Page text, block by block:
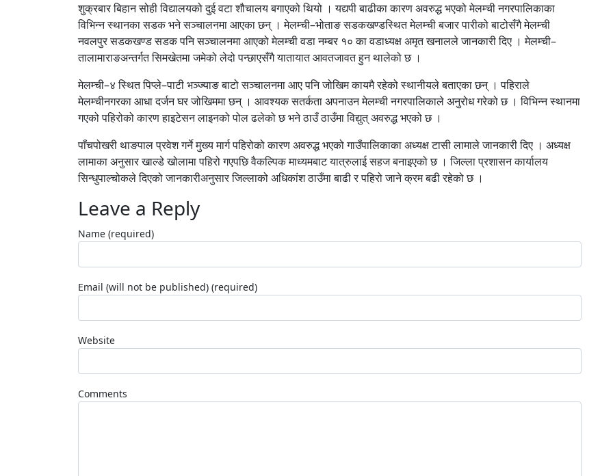
शुक्रबार बिहान सोही विद्यालयको दुई वटा शौचालय बगाएको थियो । यद्यपी बाढीका कारण अवरुद्ध भएको मेलम्ची नगरपालिकाका
विभिन्न स्थानका सडक भने सञ्चालनमा आएका छन् । मेलम्ची–भोताङ सडकखण्डस्थित मेलम्ची बजार पारीको बाटोसँगै मेलम्ची
नवलपुर सडकखण्ड सडक पनि सञ्चालनमा आएको मेलम्ची वडा नम्बर १० का वडाध्यक्ष अमृत खनालले जानकारी दिए । मेलम्ची–
तालामाराङअन्तर्गत सिमखेतमा जमेको लेदो पन्छाएसँगै यातायात आवतजावत हुन थालेको छ ।
मेलम्ची–४ स्थित पिप्ले–पाटी भञ्ज्याङ बाटो सञ्चालनमा आए पनि जोखिम कायमै रहेको स्थानीयले बताएका छन् । पहिराले
मेलम्चीनगरका आधा दर्जन घर जोखिममा छन् । आवश्यक सतर्कता अपनाउन मेलम्ची नगरपालिकाले अनुरोध गरेको छ । विभिन्न स्थानमा
गएको पहिरोको कारण हाइटेसन लाइनको पोल ढलेको छ भने ठाउँ ठाउँमा विद्युत् अवरुद्ध भएको छ ।
पाँचपोखरी थाङपाल प्रवेश गर्ने मुख्य मार्ग पहिरोको कारण अवरुद्ध भएको गाउँपालिकाका अध्यक्ष टासी लामाले जानकारी दिए । अध्यक्ष
लामाका अनुसार खाल्डे खोलामा पहिरो गएपछि वैकल्पिक माध्यमबाट यात्रुलाई सहज बनाइएको छ । जिल्ला प्रशासन कार्यालय
सिन्धुपाल्चोकले दिएको जानकारीअनुसार जिल्लाको अधिकांश ठाउँमा बाढी र पहिरो जाने क्रम बढी रहेको छ ।
Leave a Reply
Name (required)
Email (will not be published) (required)
Website
Comments